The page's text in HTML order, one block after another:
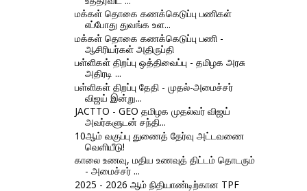
மக்கள் தொகை கணக்கெடுப்பு பணிகள்
எப்போது துவங்க உள...
மக்கள் தொகை கணக்கெடுப்பு பணி -
ஆசிரியர்கள் அதிருப்தி
பள்ளிகள் திறப்பு ஒத்திவைப்பு - தமிழக அரசு
அதிரடி ...
பள்ளிகள் திறப்பு தேதி - முதல்-அமைச்சர்
விஜய் இன்று...
JACTTO - GEO தமிழக முதல்வர் விஜய்
அவர்களுடன் சந்தி...
10ஆம் வகுப்பு துணைத் தேர்வு அட்டவணை
வெளியீடு!
காலை உணவு, மதிய உணவுத் திட்டம் தொடரும்
- அமைச்சர் ...
2025 - 2026 ஆம் நிதியாண்டிற்கான TPF